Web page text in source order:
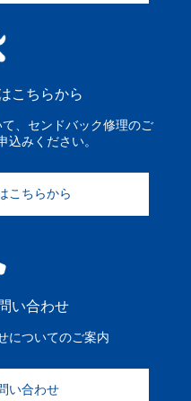
こちらから
、センドバック修理のご
込みください。
こちらから
い合わせ
についてのご案内
い合わせ